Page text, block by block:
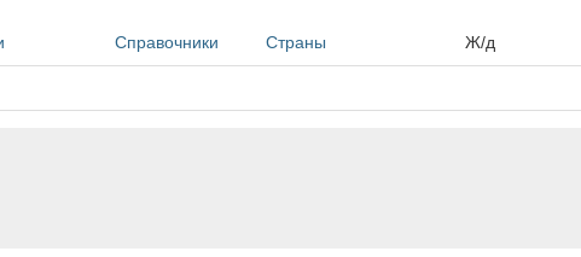
Справочники Страны Ж/д